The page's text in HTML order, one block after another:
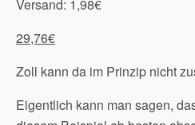
Versand: 1,98€
29,76€
Zoll kann da im Prinzip nicht
Eigentlich kann man sagen,